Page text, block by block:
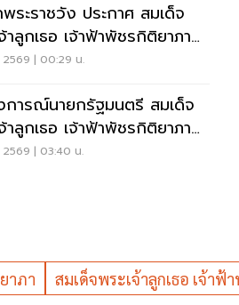
ระราชวัง ประกาศ สมเด็จ
าลูกเธอ เจ้าฟ้าพัชรกิติยาภา
ชนม์
2569 | 00:29 น.
การณ์นายกรัฐมนตรี สมเด็จ
าลูกเธอ เจ้าฟ้าพัชรกิติยาภา
ชนม์
2569 | 03:40 น.
าภา สมเด็จพระเจ้าลูกเธอ เจ้าฟ้